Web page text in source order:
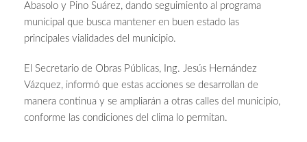
Abasolo y Pino Suárez, dando seguimiento al programa
municipal que busca mantener en buen estado las
principales vialidades del municipio.
El Secretario de Obras Públicas, Ing. Jesús Hernández
Vázquez, informó que estas acciones se desarrollan de
manera continua y se ampliarán a otras calles del municipio,
conforme las condiciones del clima lo permitan.